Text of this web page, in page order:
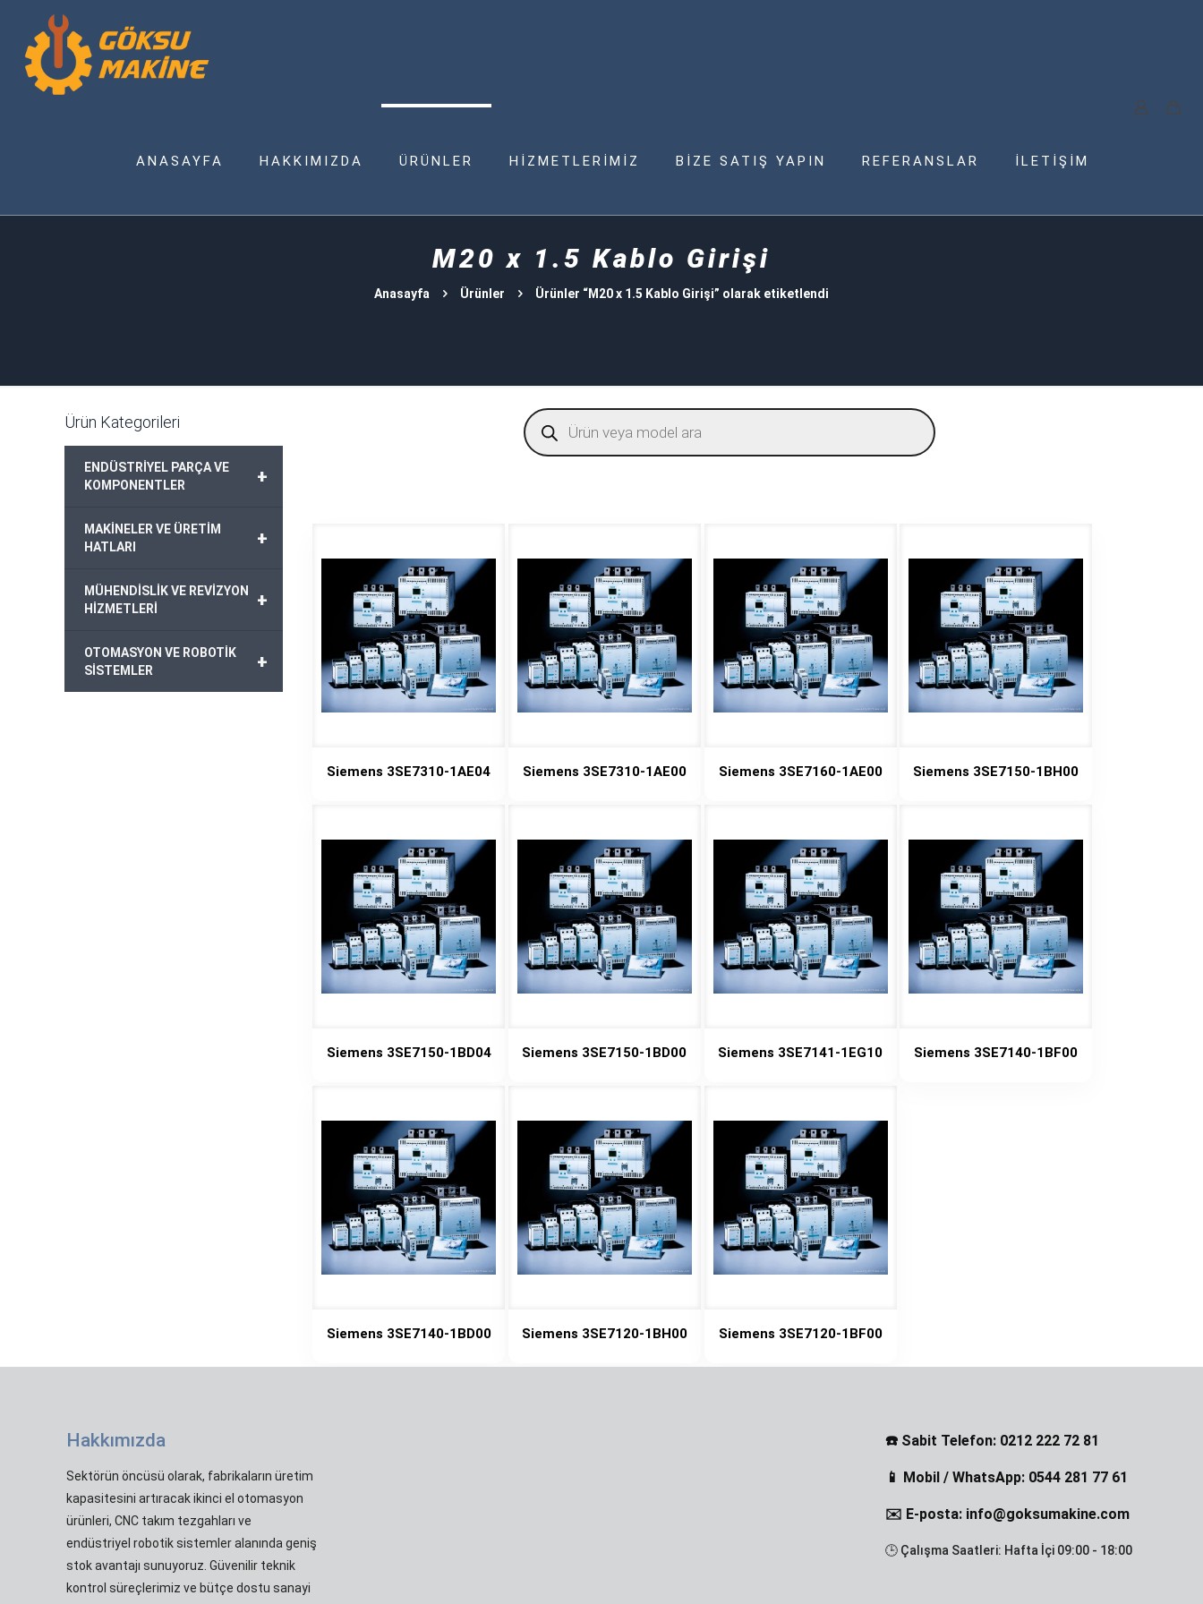
ANASAYFA HAKKIMIZDA ÜRÜNLER HİZMETLERİMİZ BİZE SATIŞ YAPIN REFERANSLAR İLETİŞİM
M20 x 1.5 Kablo Girişi
Anasayfa Ürünler Ürünler “M20 x 1.5 Kablo Girişi” olarak etiketlendi
Products
search
Siemens 3SE7310-1AE04 Siemens 3SE7310-1AE00 Siemens 3SE7160-1AE00 Siemens 3SE7150-1BH00
Siemens 3SE7150-1BD04 Siemens 3SE7150-1BD00 Siemens 3SE7141-1EG10 Siemens 3SE7140-1BF00
Siemens 3SE7140-1BD00 Siemens 3SE7120-1BH00 Siemens 3SE7120-1BF00
Ürün Kategorileri
+
ENDÜSTRİYEL PARÇA VE
KOMPONENTLER
+
MAKİNELER VE ÜRETİM
HATLARI
+
MÜHENDİSLİK VE REVİZYON
HİZMETLERİ
+
OTOMASYON VE ROBOTİK
SİSTEMLER
Hakkımızda
Sektörün öncüsü olarak, fabrikaların üretim
kapasitesini artıracak ikinci el otomasyon
ürünleri, CNC takım tezgahları ve
endüstriyel robotik sistemler alanında geniş
stok avantajı sunuyoruz. Güvenilir teknik
kontrol süreçlerimiz ve bütçe dostu sanayi
☎️ Sabit Telefon: 0212 222 72 81
📱 Mobil / WhatsApp: 0544 281 77 61
✉️ E-posta: info@goksumakine.com
🕒 Çalışma Saatleri: Hafta İçi 09:00 - 18:00